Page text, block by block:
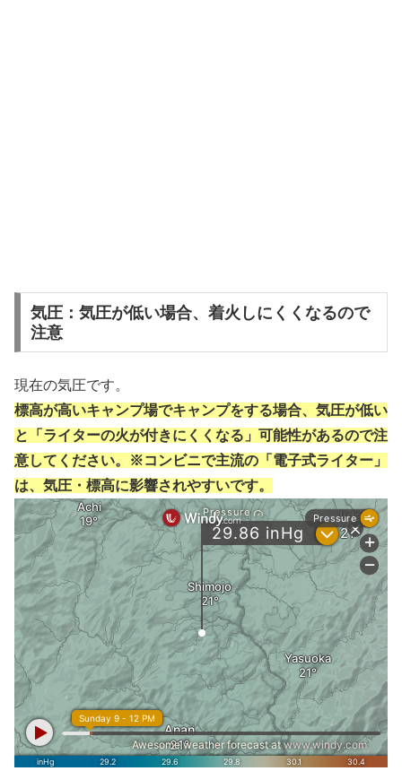
気圧：気圧が低い場合、着火しにくくなるので
注意
現在の気圧です。
標高が高いキャンプ場でキャンプをする場合、気圧が低い
と「ライターの火が付きにくくなる」可能性があるので注
意してください。※コンビニで主流の「電子式ライター」
は、気圧・標高に影響されやすいです。